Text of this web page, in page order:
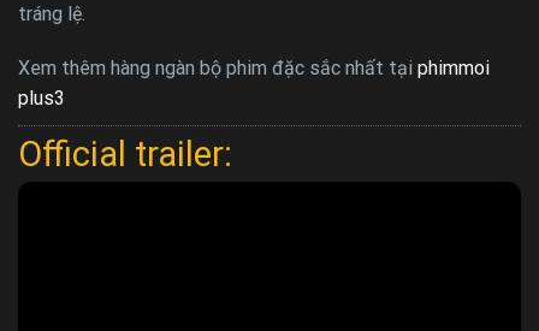
tráng lệ.
Xem thêm hàng ngàn bộ phim đặc sắc nhất tại phimmoi
plus3
Official trailer: